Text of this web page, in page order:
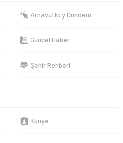
Arnavutköy Gündem
Güncel Haber
Şehir Rehberi
Künye